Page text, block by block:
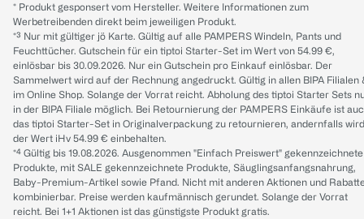
* Produkt gesponsert vom Hersteller. Weitere Informationen zum
Werbetreibenden direkt beim jeweiligen Produkt.
*³ Nur mit gültiger jö Karte. Gültig auf alle PAMPERS Windeln, Pants und
Feuchttücher. Gutschein für ein tiptoi Starter-Set im Wert von 54.99 €,
einlösbar bis 30.09.2026. Nur ein Gutschein pro Einkauf einlösbar. Der
Sammelwert wird auf der Rechnung angedruckt. Gültig in allen BIPA Filialen
im Online Shop. Solange der Vorrat reicht. Abholung des tiptoi Starter Sets
in der BIPA Filiale möglich. Bei Retournierung der PAMPERS Einkäufe ist
das tiptoi Starter-Set in Originalverpackung zu retournieren, andernfalls wird
der Wert iHv 54.99 € einbehalten.
*⁴ Gültig bis 19.08.2026. Ausgenommen "Einfach Preiswert" gekennzeichnete
Produkte, mit SALE gekennzeichnete Produkte, Säuglingsanfangsnahrung,
Baby-Premium-Artikel sowie Pfand. Nicht mit anderen Aktionen und
kombinierbar. Preise werden kaufmännisch gerundet. Solange der Vorrat
reicht. Bei 1+1 Aktionen ist das günstigste Produkt gratis.